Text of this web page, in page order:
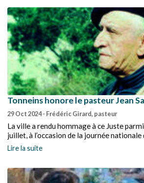
Tonneins honore le pasteur Jean
29 Oct 2024- Frédéric Girard, pasteur
La ville a rendu hommage à ce Juste
juillet, à l’occasion de la journée
des victimes de crimes racistes et
hommages aux Justes de France.
Lire la suite